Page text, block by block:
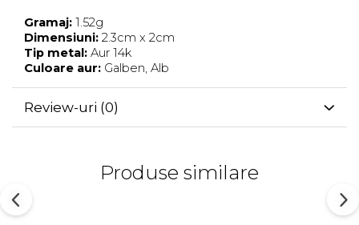
Gramaj: 1.52g
Dimensiuni: 2.3cm x 2cm
Tip metal: Aur 14k
Culoare aur: Galben, Alb
Review-uri (0)
Produse similare